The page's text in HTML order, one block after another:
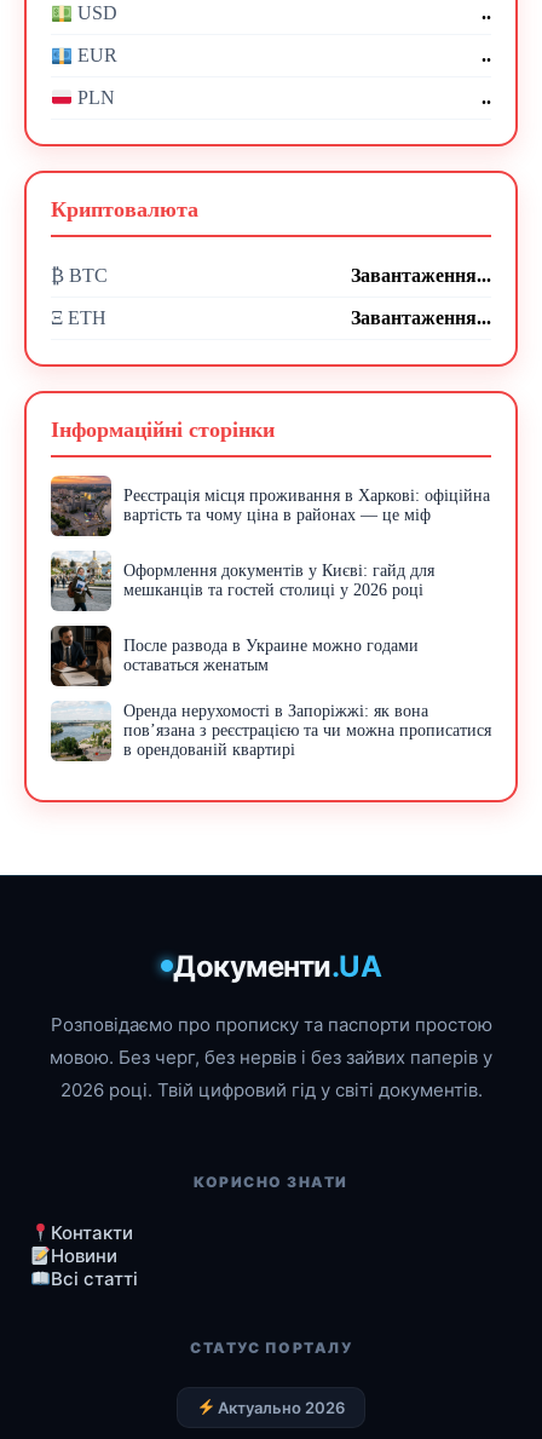
USD ..
EUR ..
PLN ..
Криптовалюта
₿ BTC Завантаження...
Ξ ETH Завантаження...
Інформаційні сторінки
Реєстрація місця проживання в Харкові: офіційна
вартість та чому ціна в районах — це міф
Оформлення документів у Києві: гайд для
мешканців та гостей столиці у 2026 році
После развода в Украине можно годами
оставаться женатым
Оренда нерухомості в Запоріжжі: як вона
пов’язана з реєстрацією та чи можна прописатися
в орендованій квартирі
Документи.UA
Розповідаємо про прописку та паспорти простою
мовою. Без черг, без нервів і без зайвих паперів у
2026 році. Твій цифровий гід у світі документів.
КОРИСНО ЗНАТИ
Контакти
Новини
Всі статті
СТАТУС ПОРТАЛУ
Актуально 2026